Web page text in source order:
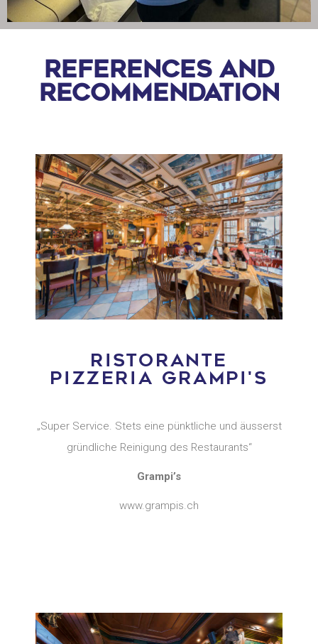
References and
recommendation
RISTORANTE
PIZZERIA GRAMPI'S
„Super Service. Stets eine pünktliche und äusserst
gründliche Reinigung des Restaurants“
Grampi’s
www.grampis.ch